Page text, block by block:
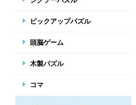
ピックアップパズル
頭脳ゲーム
木製パズル
コマ